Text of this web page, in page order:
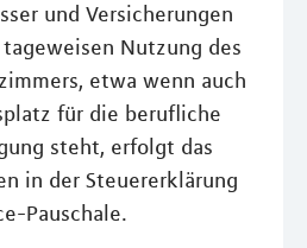
und Versicherungen
Nutzung des
etwa wenn auch
für die berufliche
steht, erfolgt das
in der Steuererklärung
Pauschale.